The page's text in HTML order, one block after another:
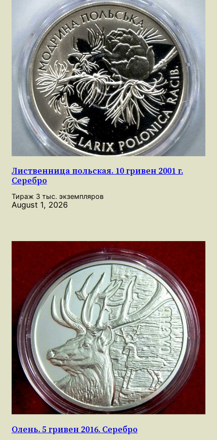
Лиственница польская. 10 гривен 2001 г.
Серебро
Тираж 3 тыс. экземпляров
August 1, 2026
Олень. 5 гривен 2016. Серебро